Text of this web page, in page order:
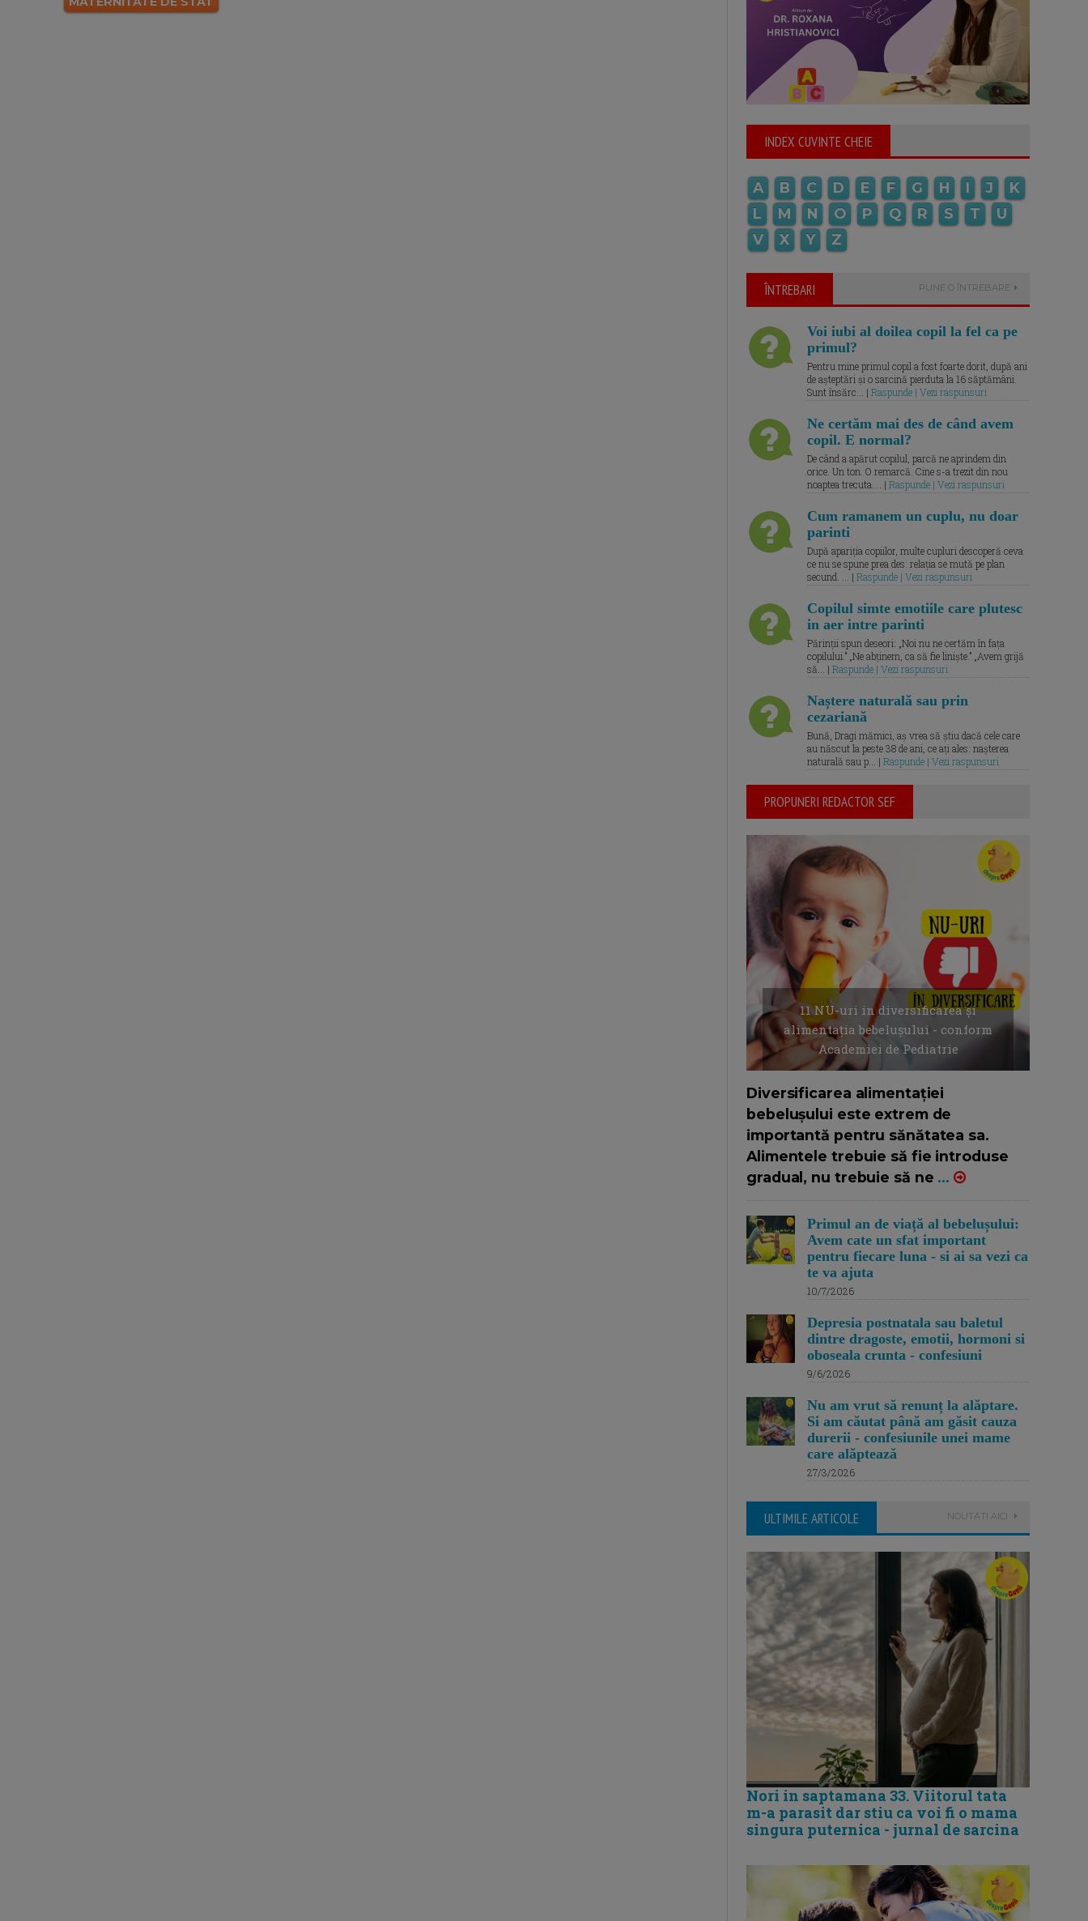
INDEX CUVINTE CHEIE
A B C D E F G H I J
K
L
M N O P Q R S T
U
V
X Y Z
ÎNTREBARI PUNE O ÎNTREBARE
Voi iubi al doilea copil la fel ca pe
primul?
Pentru mine primul copil a fost foarte dorit, după ani
de așteptări și o sarcină pierduta la 16 săptămâni.
Sunt însărc... | Raspunde | Vezi raspunsuri
Ne certăm mai des de când avem
copil. E normal?
De când a apărut copilul, parcă ne aprindem din
orice. Un ton. O remarcă. Cine s-a trezit din nou
noaptea trecuta.... | Raspunde | Vezi raspunsuri
Cum ramanem un cuplu, nu doar
parinti
După apariția copiilor, multe cupluri descoperă ceva
ce nu se spune prea des: relația se mută pe plan
secund. ... | Raspunde | Vezi raspunsuri
Copilul simte emotiile care plutesc
in aer intre parinti
Părinții spun deseori: „Noi nu ne certăm în fața
copilului.” „Ne abținem, ca să fie liniște.” „Avem grijă
să... | Raspunde | Vezi raspunsuri
Naștere naturală sau prin
cezariană
Bună, Dragi mămici, aș vrea să știu dacă cele care
au născut la peste 38 de ani, ce ați ales: nașterea
naturală sau p... | Raspunde | Vezi raspunsuri
PROPUNERI REDACTOR SEF
11 NU-uri in diversificarea și
alimentația bebelușului - conform
Academiei de Pediatrie
Diversificarea alimentației
bebelușului este extrem de
importantă pentru sănătatea sa.
Alimentele trebuie să fie introduse
gradual, nu trebuie să ne ...
Primul an de viață al bebelușului:
Avem cate un sfat important
pentru fiecare luna - si ai sa vezi ca
te va ajuta
10/7/2026
Depresia postnatala sau baletul
dintre dragoste, emotii, hormoni si
oboseala crunta - confesiuni
9/6/2026
Nu am vrut să renunț la alăptare.
Si am căutat până am găsit cauza
durerii - confesiunile unei mame
care alăptează
27/3/2026
ULTIMILE ARTICOLE NOUTATI AICI
Nori in saptamana 33. Viitorul tata
m-a parasit dar stiu ca voi fi o mama
singura puternica - jurnal de sarcina